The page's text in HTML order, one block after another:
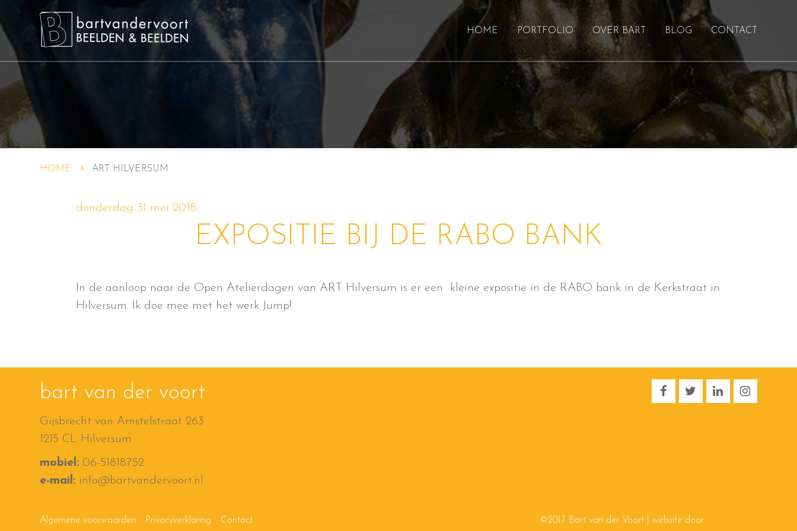
HOME PORTFOLIO OVER BART BLOG CONTACT
HOME ART HILVERSUM
donderdag 31 mei 2018
EXPOSITIE BIJ DE RABO BANK
In de aanloop naar de Open Atelierdagen van ART Hilversum is er een kleine expositie in de RABO bank in de Kerkstraat in
Hilversum. Ik doe mee met het werk Jump!
bart van der voort
Gijsbrecht van Amstelstraat 263
1215 CL Hilversum
mobiel: 06-51818752
e-mail: info@bartvandervoort.nl
Algemene voorwaarden Privacyverklaring Contact ©2017 Bart van der Voort | website door